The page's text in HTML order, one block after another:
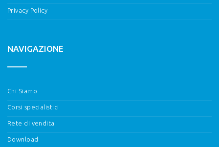
Privacy Policy
NAVIGAZIONE
Chi Siamo
Corsi specialistici
Rete di vendita
Download